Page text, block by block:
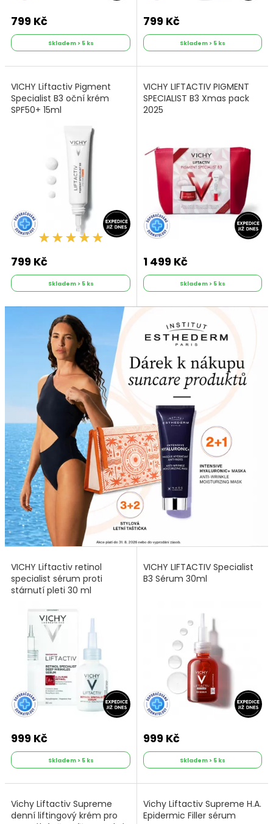
799 Kč
Skladem > 5 ks
799 Kč
Skladem > 5 ks
VICHY Liftactiv Pigment
Specialist B3 oční krém
SPF50+ 15ml
799 Kč
Skladem > 5 ks
VICHY LIFTACTIV PIGMENT
SPECIALIST B3 Xmas pack
2025
1 499 Kč
Skladem > 5 ks
VICHY Liftactiv retinol
specialist sérum proti
stárnutí pleti 30 ml
999 Kč
Skladem > 5 ks
VICHY LIFTACTIV Specialist
B3 Sérum 30ml
999 Kč
Skladem > 5 ks
Vichy Liftactiv Supreme
denní liftingový krém pro
Vichy Liftactiv Supreme H.A.
Epidermic Filler sérum